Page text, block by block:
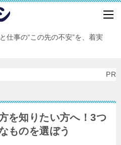
仕事の“この先の不安”を、着実
PR
を知りたい方へ！3つ
ものを選ぼう